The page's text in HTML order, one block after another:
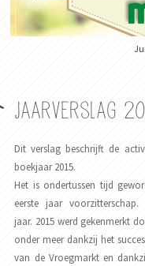
Jaarverslag
Dit verslag beschrijft de
boekjaar 2015.
Het is ondertussen tijd
eerste jaar
jaar. 2015 werd gekenmerkt
onder meer dankzij het
van de Vroegmarkt en